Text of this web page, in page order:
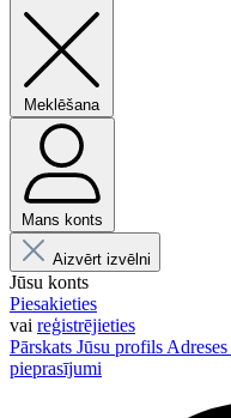
Meklēšana
Mans konts
Aizvērt izvēlni
Jūsu konts
Piesakieties
vai reģistrējieties
Pārskats Jūsu profils Adreses
pieprasījumi